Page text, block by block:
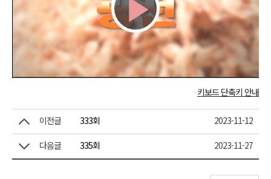
Play
Video키보드 단축키 안내
이전글 333회 2023-11-12
다음글 335회 2023-11-27